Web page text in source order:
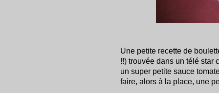
Une petite recette de
!!) trouvée dans un télé star
un super petite sauce
faire, alors à la place, une